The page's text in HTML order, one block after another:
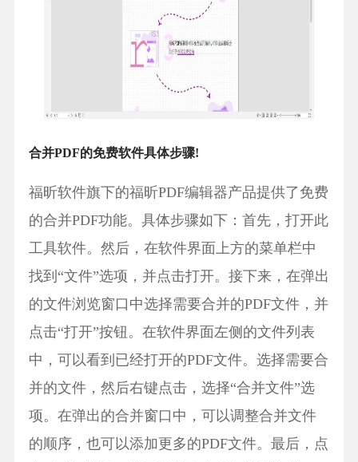
合并PDF的免费软件具体步骤!
福昕软件旗下的福昕PDF编辑器产品提供了免费
的合并PDF功能。具体步骤如下：首先，打开此
工具软件。然后，在软件界面上方的菜单栏中
找到“文件”选项，并点击打开。接下来，在弹出
的文件浏览窗口中选择需要合并的PDF文件，并
点击“打开”按钮。在软件界面左侧的文件列表
中，可以看到已经打开的PDF文件。选择需要合
并的文件，然后右键点击，选择“合并文件”选
项。在弹出的合并窗口中，可以调整合并文件
的顺序，也可以添加更多的PDF文件。最后，点